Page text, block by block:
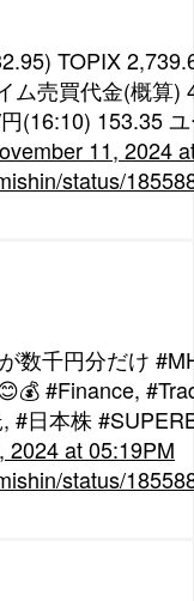
TOPIX
ム売買代金(概算)
(16:10) 153.35
11, 2024
status/
数千円分だけ
#Finance,
#日本株
2024 at 05:19PM
status/